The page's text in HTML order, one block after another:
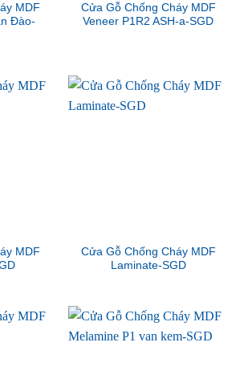
MDF
Đào-
Cửa Gỗ Chống Cháy MDF
Veneer P1R2 ASH-a-SGD
MDF
Cửa Gỗ Chống Cháy MDF
Laminate-SGD